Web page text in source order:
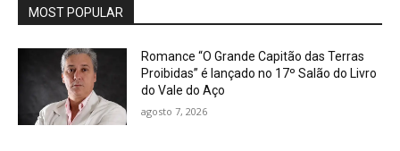
MOST POPULAR
Romance “O Grande Capitão das Terras
Proibidas” é lançado no 17º Salão do Livro
do Vale do Aço
agosto 7, 2026